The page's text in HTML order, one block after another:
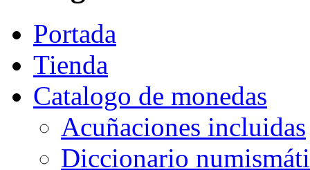
Portada
Tienda
Catalogo de monedas
Acuñaciones incluidas
Diccionario